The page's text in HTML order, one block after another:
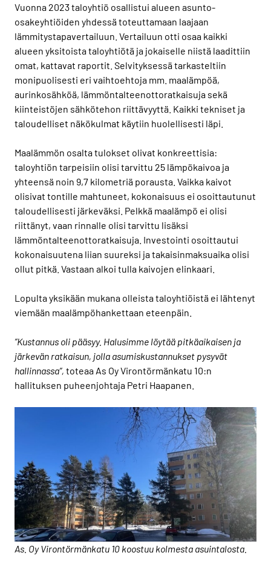
Vuonna 2023 taloyhtiö osallistui alueen asunto-
osakeyhtiöiden yhdessä toteuttamaan laajaan
lämmitystapavertailuun. Vertailuun otti osaa kaikki
alueen yksitoista taloyhtiötä ja jokaiselle niistä laadittiin
omat, kattavat raportit. Selvityksessä tarkasteltiin
monipuolisesti eri vaihtoehtoja mm. maalämpöä,
aurinkosähköä, lämmöntalteenottoratkaisuja sekä
kiinteistöjen sähkötehon riittävyyttä. Kaikki tekniset ja
taloudelliset näkökulmat käytiin huolellisesti läpi.
Maalämmön osalta tulokset olivat konkreettisia:
taloyhtiön tarpeisiin olisi tarvittu 25 lämpökaivoa ja
yhteensä noin 9,7 kilometriä porausta. Vaikka kaivot
olisivat tontille mahtuneet, kokonaisuus ei osoittautunut
taloudellisesti järkeväksi. Pelkkä maalämpö ei olisi
riittänyt, vaan rinnalle olisi tarvittu lisäksi
lämmöntalteenottoratkaisuja. Investointi osoittautui
kokonaisuutena liian suureksi ja takaisinmaksuaika olisi
ollut pitkä. Vastaan alkoi tulla kaivojen elinkaari.
Lopulta yksikään mukana olleista taloyhtiöistä ei lähtenyt
viemään maalämpöhankettaan eteenpäin.
”Kustannus oli pääsyy. Halusimme löytää pitkäaikaisen ja
järkevän ratkaisun, jolla asumiskustannukset pysyvät
hallinnassa”, toteaa As Oy Virontörmänkatu 10:n
hallituksen puheenjohtaja Petri Haapanen.
As. Oy Virontörmänkatu 10 koostuu kolmesta asuintalosta.